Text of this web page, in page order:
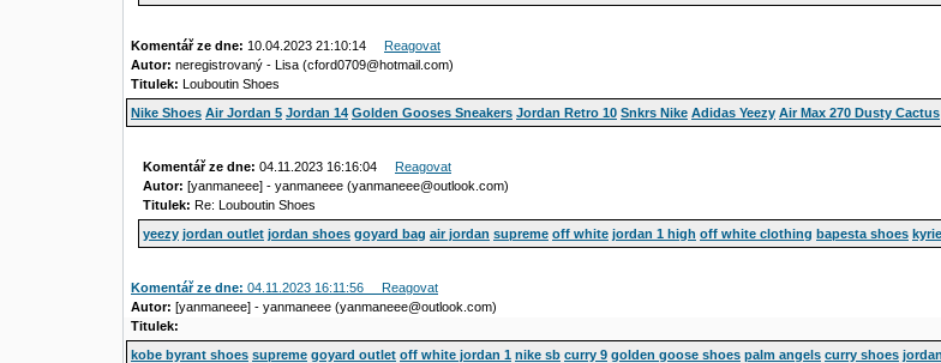
Komentář ze dne: 10.04.2023 21:10:14 Reagovat
Autor: neregistrovaný - Lisa (cford0709@hotmail.com)
Titulek: Louboutin Shoes
Nike Shoes Air Jordan 5 Jordan 14 Golden Gooses Sneakers Jordan Retro 10 Snkrs Nike Adidas Yeezy Air Max 270 Dusty Cactus
Komentář ze dne: 04.11.2023 16:16:04 Reagovat
Autor: [yanmaneee] - yanmaneee (yanmaneee@outlook.com)
Titulek: Re: Louboutin Shoes
yeezy jordan outlet jordan shoes goyard bag air jordan supreme off white jordan 1 high off white clothing bapesta shoes
Komentář ze dne: 04.11.2023 16:11:56 Reagovat
Autor: [yanmaneee] - yanmaneee (yanmaneee@outlook.com)
Titulek:
kobe byrant shoes supreme goyard outlet off white jordan 1 nike sb curry 9 golden goose shoes palm angels curry shoes